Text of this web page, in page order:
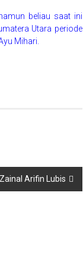
beliau saat ini
Utara periode
Mihari.
Arifin Lubis